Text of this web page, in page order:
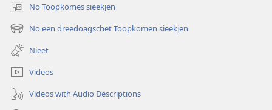
No Toopkomes sieekjen
(opens
new
window)
No een dreedoagschet Toopkomen sieekjen
(opens
new
window)
Nieet
Videos
Videos with Audio Descriptions